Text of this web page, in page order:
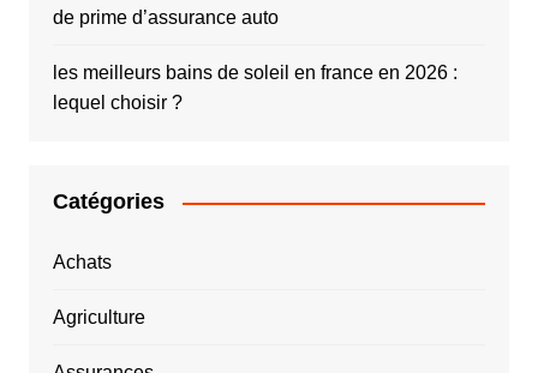
de prime d’assurance auto
les meilleurs bains de soleil en france en 2026 :
lequel choisir ?
Catégories
Achats
Agriculture